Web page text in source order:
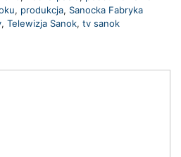
, produkcja, Sanocka Fabryka
, Telewizja Sanok, tv sanok